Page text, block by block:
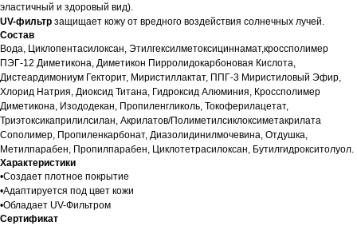
эластичный и здоровый вид).
UV-фильтр защищает кожу от вредного воздействия солнечных лучей.
Состав
Вода, Циклопентасилоксан, Этилгексилметоксициннамат,кроссполимер
ПЭГ-12 Диметикона, Диметикон Пирролидокарбоновая Кислота,
Дистеардимониум Гекторит, Миристиллактат, ППГ-3 Миристиловый Эфир,
Хлорид Натрия, Диоксид Титана, Гидроксид Алюминия, Кроссполимер
Диметикона, Изододекан, Пропиленгликоль, Токоферилацетат,
Триэтоксикаприлилсилан, Акрилатов/Полиметилсиклоксиметакрилата
Сополимер, Пропиленкарбонат, Диазолидинилмочевина, Отдушка,
Метилпарабен, Пропилпарабен, Циклотетрасилоксан, Бутилгидрокситолуол.
Характеристики
•Создает плотное покрытие
•Адаптируется под цвет кожи
•Обладает UV-Фильтром
Сертификат